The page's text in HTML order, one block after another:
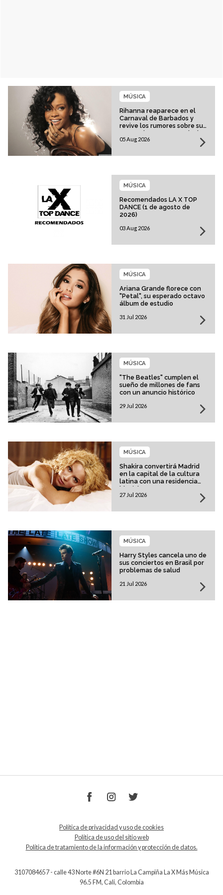
Rihanna reaparece en el
Carnaval de Barbados y
revive los rumores sobre su
esperado regreso musical
MÚSICA
05 Aug 2026
Recomendados LA X TOP
DANCE (1 de agosto de
2026)
MÚSICA
03 Aug 2026
Ariana Grande florece con
"Petal", su esperado octavo
álbum de estudio
MÚSICA
31 Jul 2026
"The Beatles" cumplen el
sueño de millones de fans
con un anuncio histórico
MÚSICA
29 Jul 2026
Shakira convertirá Madrid
en la capital de la cultura
latina con una residencia
histórica
MÚSICA
27 Jul 2026
Harry Styles cancela uno de
sus conciertos en Brasil por
problemas de salud
MÚSICA
21 Jul 2026
Política de privacidad y uso de cookies
Política de uso del sitio web
Política de tratamiento de la información y protección de datos.
3107084657 - calle 43 Norte #6N 21 barrio La Campiña La X Más Música
96.5 FM, Cali, Colombia